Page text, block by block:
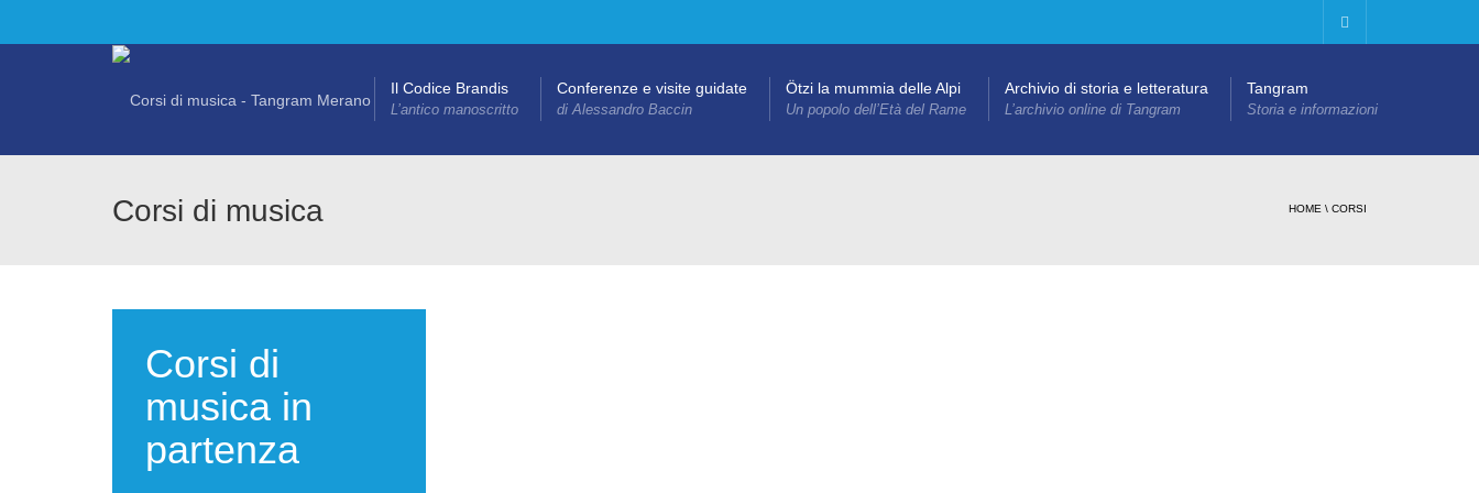
Il Codice Brandis
L’antico manoscritto
Conferenze e visite guidate
di Alessandro Baccin
Ötzi la mummia delle Alpi
Un popolo dell’Età del Rame
Archivio di storia e letteratura
L’archivio online di Tangram
Tangram
Storia e informazioni
Corsi di musica HOME \ CORSI
Corsi di
musica in
partenza